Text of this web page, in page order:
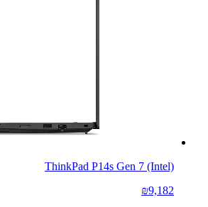
ThinkPad P14s Gen 7 (Intel)
₪9,182